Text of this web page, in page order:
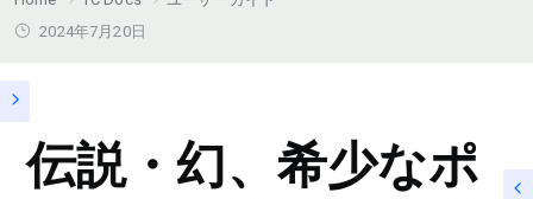
2024年7月20日
伝説・幻、希少なポ